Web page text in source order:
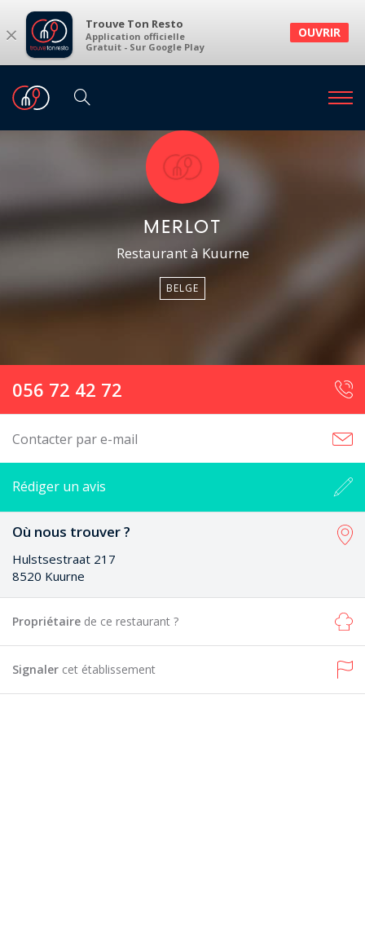
× Trouve Ton Resto
Application officielle
Gratuit - Sur Google Play
OUVRIR
MERLOT
Restaurant à Kuurne
BELGE
056 72 42 72
Contacter par e-mail
Rédiger un avis
Où nous trouver ?
Hulstsestraat 217
8520 Kuurne
Propriétaire de ce restaurant ?
Signaler cet établissement